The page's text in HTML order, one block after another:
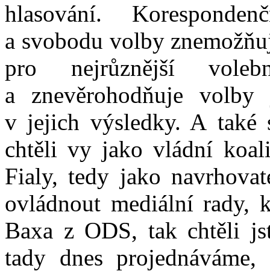
hlasování.
a svobodu volby
pro nejrůznější
a znevěrohodňuje
v jejich výsledky. A také
chtěli vy jako vládní
Fialy, tedy jako
ovládnout mediální rady,
Baxa z ODS, tak chtěli
tady dnes